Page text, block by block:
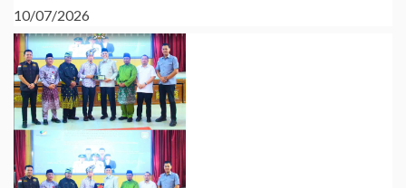
10/07/2026